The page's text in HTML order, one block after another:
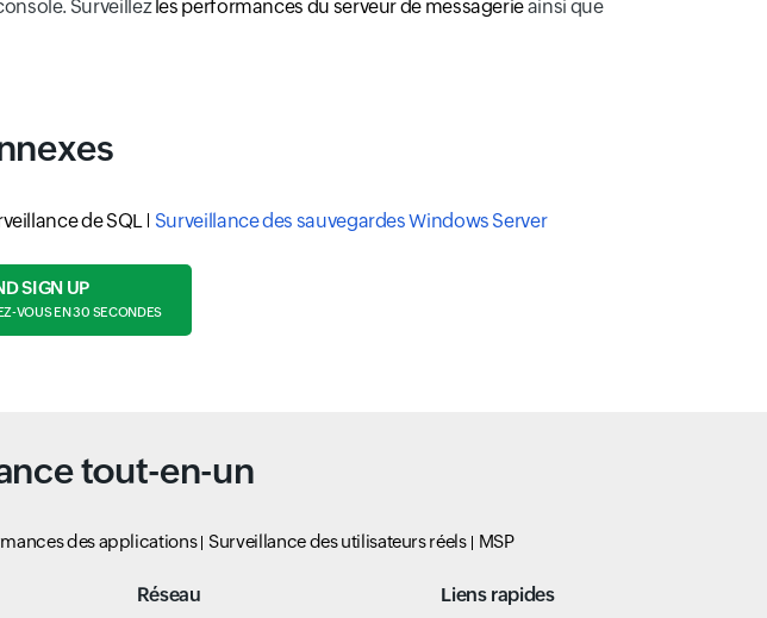
Surveillez les performances du serveur de messagerieainsi que
de SQL Surveillance des sauvegardes Windows Server
SIGN UP
VOUS EN 30 SECONDES
tout-en-un
des applications Surveillance des utilisateurs réels MSP
Réseau Liens rapides